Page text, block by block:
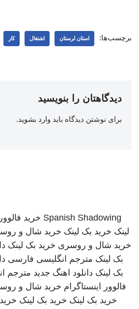
برچسب‌ها: استان لرستان اشتغال کار
دیدگاهتان را بنویسید
برای نوشتن دیدگاه باید وارد بشوید.
Spanish Shadowing خرید
لینک خرید بک لینک خرید شال و
خرید شال و روسری خرید بک لینک
بک لینک مترجم انگلیسی فارسی
بک لینک دانلود اهنگ جدید مترجم
فالوور اینستاگرام خرید شال و
خرید بک لینک خرید بک لینک